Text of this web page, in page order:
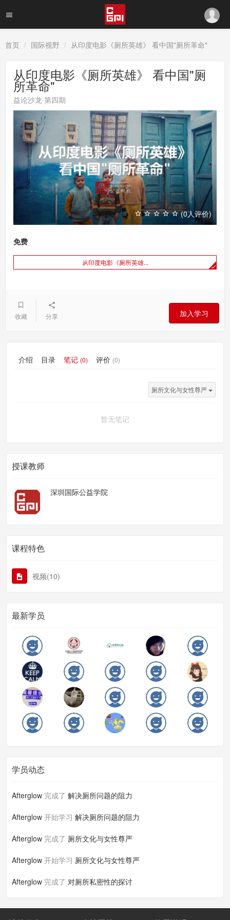
首页 国际视野 从印度电影《厕所英雄》 看中国"厕所革命"
从印度电影《厕所英雄》 看中国"厕
所革命"
益论沙龙·第四期
(0人评价)
免费
从印度电影《厕所英雄...
收藏 分享 加入学习
介绍 目录 笔记 (0) 评价 (0)
厕所文化与女性尊严
暂无笔记
授课教师
深圳国际公益学院
课程特色
视频(10)
最新学员
学员动态
Afterglow 完成了 解决厕所问题的阻力
Afterglow 开始学习 解决厕所问题的阻力
Afterglow 完成了 厕所文化与女性尊严
Afterglow 开始学习 厕所文化与女性尊严
Afterglow 完成了 对厕所私密性的探讨